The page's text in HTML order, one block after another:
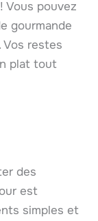
Vous pouvez
gourmande
Vos restes
plat tout
des
est
simples et